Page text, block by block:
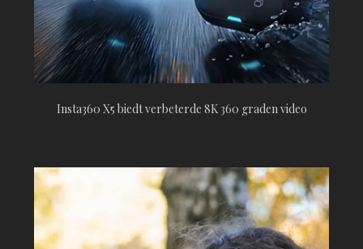
Insta360 X5 biedt verbeterde 8K 360 graden video